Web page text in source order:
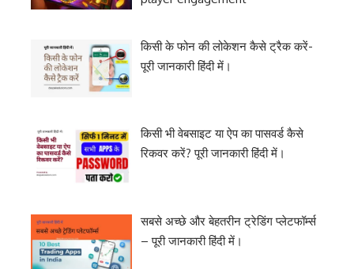
किसी के फोन की लोकेशन कैसे ट्रैक करें-
पूरी जानकारी हिंदी में।
किसी भी वेबसाइट या ऐप का पासवर्ड कैसे
रिकवर करें? पूरी जानकारी हिंदी में।
सबसे अच्छे और बेहतरीन ट्रेडिंग प्लेटफॉर्म्स
– पूरी जानकारी हिंदी में।